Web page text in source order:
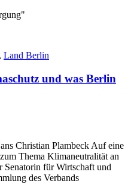
, Land Berlin
und was Berlin
Christian Plambeck Auf eine
Thema Klimaneutralität an
Senatorin für Wirtschaft und
des Verbands